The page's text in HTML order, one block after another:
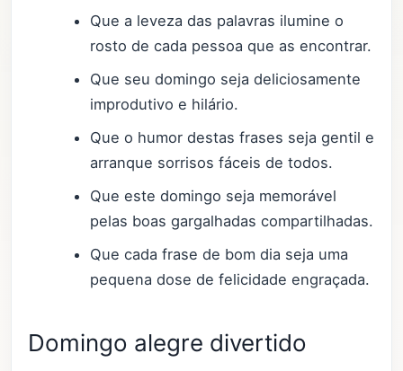
Que a leveza das palavras ilumine o
rosto de cada pessoa que as encontrar.
Que seu domingo seja deliciosamente
improdutivo e hilário.
Que o humor destas frases seja gentil e
arranque sorrisos fáceis de todos.
Que este domingo seja memorável
pelas boas gargalhadas compartilhadas.
Que cada frase de bom dia seja uma
pequena dose de felicidade engraçada.
Domingo alegre divertido